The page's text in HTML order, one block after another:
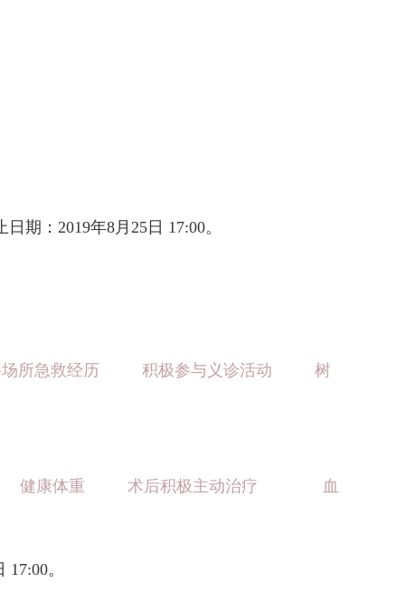
期：2019年8月25日 17:00。
所急救经历 积极参与义诊活动
树
健康体重 术后积极主动治疗
血
。